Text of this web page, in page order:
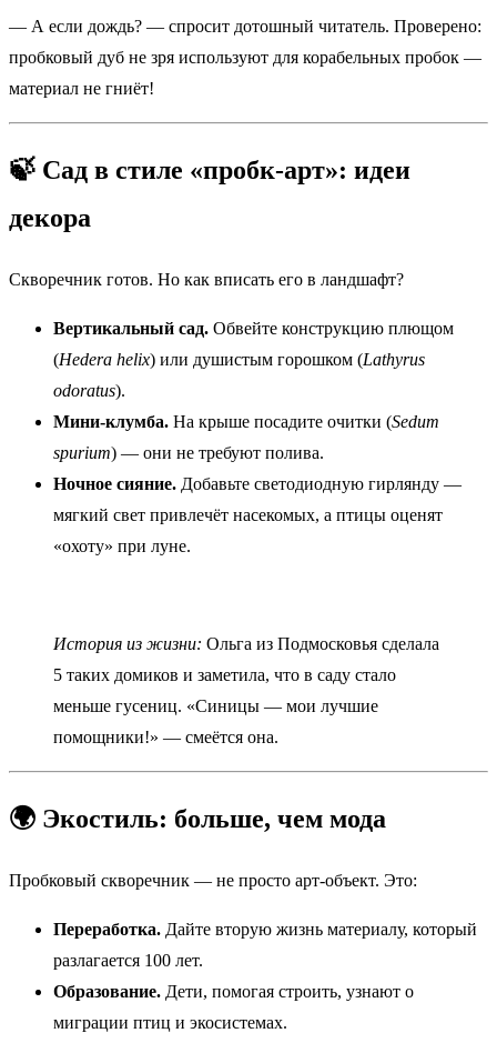
— А если дождь? — спросит дотошный читатель. Проверено:
пробковый дуб не зря используют для корабельных пробок —
материал не гниёт!
🍃 Сад в стиле «пробк-арт»: идеи
декора
Скворечник готов. Но как вписать его в ландшафт?
Вертикальный сад. Обвейте конструкцию плющом
(Hedera helix) или душистым горошком (Lathyrus
odoratus).
Мини-клумба. На крыше посадите очитки (Sedum
spurium) — они не требуют полива.
Ночное сияние. Добавьте светодиодную гирлянду —
мягкий свет привлечёт насекомых, а птицы оценят
«охоту» при луне.
История из жизни: Ольга из Подмосковья сделала
5 таких домиков и заметила, что в саду стало
меньше гусениц. «Синицы — мои лучшие
помощники!» — смеётся она.
🌍 Экостиль: больше, чем мода
Пробковый скворечник — не просто арт-объект. Это:
Переработка. Дайте вторую жизнь материалу, который
разлагается 100 лет.
Образование. Дети, помогая строить, узнают о
миграции птиц и экосистемах.